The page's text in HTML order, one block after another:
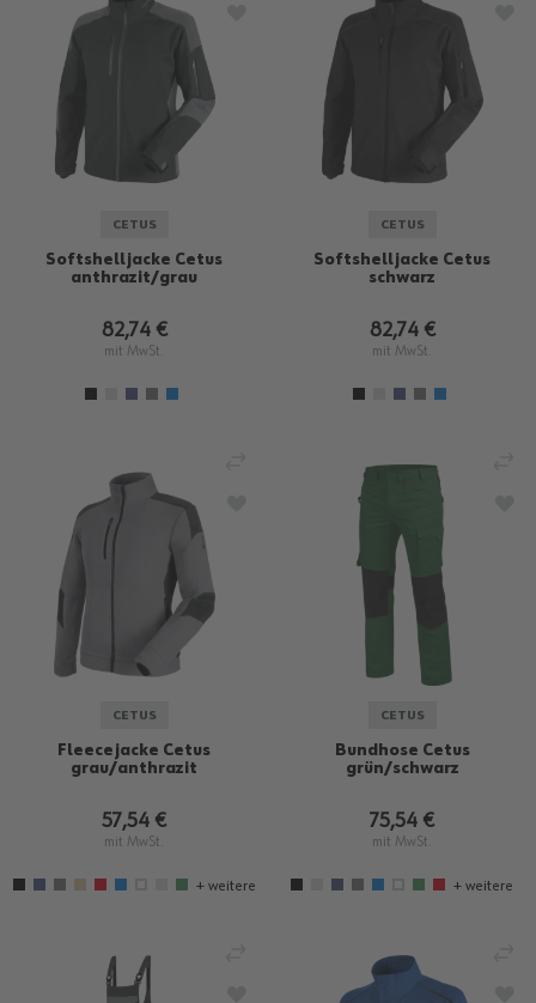
CETUS
Softshelljacke Cetus
anthrazit/grau
82,74 €
mit MwSt.
ZUR WUNSCHLISTE HINZUFÜGEN
CETUS
Softshelljacke Cetus
schwarz
82,74 €
mit MwSt.
CETUS
Fleecejacke Cetus
grau/anthrazit
57,54 €
mit MwSt.
+ weitere
ZUR WUNSCHLISTE HINZUFÜGEN
CETUS
Bundhose Cetus
grün/schwarz
75,54 €
mit MwSt.
+ weitere
ZUR WUNSCHLISTE HINZUFÜGEN